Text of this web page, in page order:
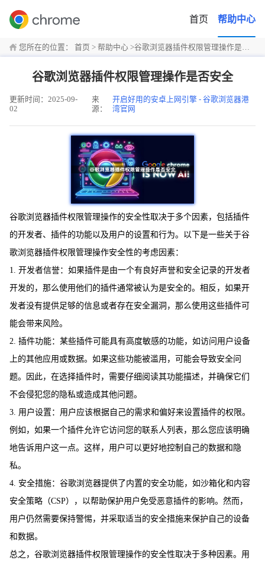
首页 帮助中心
您所在的位置： 首页 > 帮助中心 >谷歌浏览器插件权限管理操作是否安全
谷歌浏览器插件权限管理操作是否安全
更新时间：2025-09-
02
来
源：
开启好用的安卓上网引擎 - 谷歌浏览器港
湾官网
谷歌浏览器插件权限管理操作的安全性取决于多个因素，包括插件
的开发者、插件的功能以及用户的设置和行为。以下是一些关于谷
歌浏览器插件权限管理操作安全性的考虑因素：
1. 开发者信誉：如果插件是由一个有良好声誉和安全记录的开发者
开发的，那么使用他们的插件通常被认为是安全的。相反，如果开
发者没有提供足够的信息或者存在安全漏洞，那么使用这些插件可
能会带来风险。
2. 插件功能：某些插件可能具有高度敏感的功能，如访问用户设备
上的其他应用或数据。如果这些功能被滥用，可能会导致安全问
题。因此，在选择插件时，需要仔细阅读其功能描述，并确保它们
不会侵犯您的隐私或造成其他问题。
3. 用户设置：用户应该根据自己的需求和偏好来设置插件的权限。
例如，如果一个插件允许它访问您的联系人列表，那么您应该明确
地告诉用户这一点。这样，用户可以更好地控制自己的数据和隐
私。
4. 安全措施：谷歌浏览器提供了内置的安全功能，如沙箱化和内容
安全策略（CSP），以帮助保护用户免受恶意插件的影响。然而，
用户仍然需要保持警惕，并采取适当的安全措施来保护自己的设备
和数据。
总之，谷歌浏览器插件权限管理操作的安全性取决于多种因素。用